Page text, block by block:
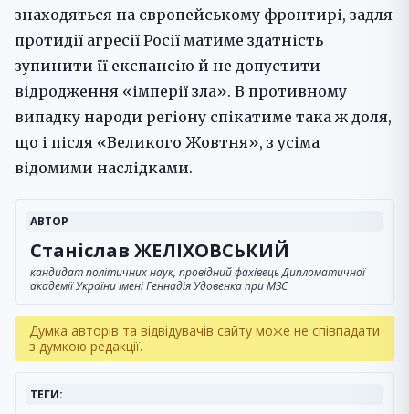
знаходяться на європейському фронтирі, задля
протидії агресії Росії матиме здатність
зупинити її експансію й не допустити
відродження «імперії зла». В противному
випадку народи регіону спікатиме така ж доля,
що і після «Великого Жовтня», з усіма
відомими наслідками.
АВТОР
Станіслав ЖЕЛІХОВСЬКИЙ
кандидат політичних наук, провідний фахівець Дипломатичної
академії України імені Геннадія Удовенка при МЗС
Думка авторів та відвідувачів сайту може не співпадати
з думкою редакції.
ТЕГИ: